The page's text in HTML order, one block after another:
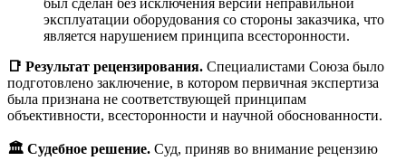
был сделан без исключения версии неправильной
эксплуатации оборудования со стороны заказчика, что
является нарушением принципа всесторонности.
📑 Результат рецензирования. Специалистами Союза было
подготовлено заключение, в котором первичная экспертиза
была признана не соответствующей принципам
объективности, всесторонности и научной обоснованности.
🏛️ Судебное решение. Суд, приняв во внимание рецензию